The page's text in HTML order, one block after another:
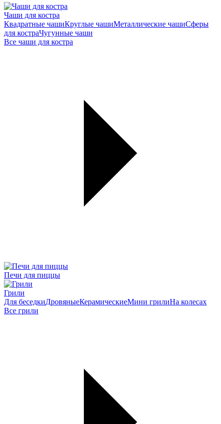
Чаши для костра
Квадратные чашиКруглые чашиМеталлические чашиСферы
для костраЧугунные чаши
Все чаши для костра
Печи для пиццы
Грили
Для беседкиДровяныеКерамическиеМини грилиНа колесах
Все грили